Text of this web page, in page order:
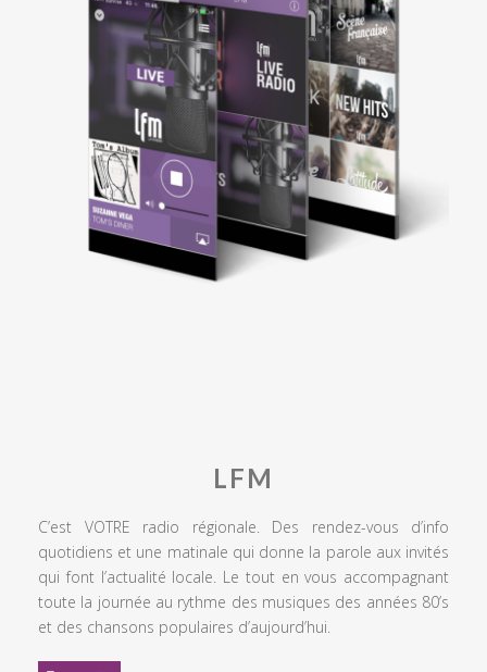
LFM
C’est VOTRE radio régionale. Des rendez-vous d’info
quotidiens et une matinale qui donne la parole aux invités
qui font l’actualité locale. Le tout en vous accompagnant
toute la journée au rythme des musiques des années 80’s
et des chansons populaires d’aujourd’hui.